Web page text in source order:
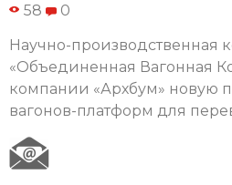
58 0
Научно-производственная
«Объединенная Вагонная
компании «Архбум» новую
вагонов-платформ для